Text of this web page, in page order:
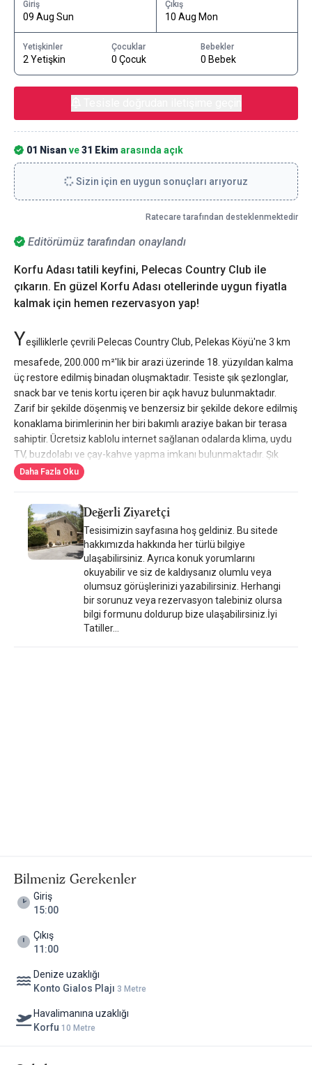
Editörümüz tarafından onaylandı
Korfu Adası tatili keyfini, Pelecas Country Club ile
çıkarın. En güzel Korfu Adası otellerinde uygun fiyatla
kalmak için hemen rezervasyon yap!
Yeşilliklerle çevrili Pelecas Country Club, Pelekas Köyü'ne 3 km
mesafede, 200.000 m²'lik bir arazi üzerinde 18. yüzyıldan kalma
üç restore edilmiş binadan oluşmaktadır. Tesiste şık şezlonglar,
snack bar ve tenis kortu içeren bir açık havuz bulunmaktadır.
Zarif bir şekilde döşenmiş ve benzersiz bir şekilde dekore edilmiş
konaklama birimlerinin her biri bakımlı araziye bakan bir terasa
sahiptir. Ücretsiz kablolu internet sağlanan odalarda klima, uydu
TV, buzdolabı ve çay-kahve yapma imkanı bulunmaktadır. Şık
banyoda Korres banyo malzemeleri ve saç kurutma makinesi
km, Korfu Golf Kulübü ise 8 km uzaklıktadır. Barda ücretsiz Wi-Fi
ve tesis bünyesinde özel otopark sağlanmaktadır.
Daha Fazla Oku
Değerli Ziyaretçi
Tesisimizin sayfasına hoş geldiniz. Bu sitede
hakkımızda hakkında her türlü bilgiye
ulaşabilirsiniz. Ayrıca konuk yorumlarını
okuyabilir ve siz de kaldıysanız olumlu veya
olumsuz görüşlerinizi yazabilirsiniz. Herhangi
bir sorunuz veya rezervasyon talebiniz olursa
bilgi formunu doldurup bize ulaşabilirsiniz.İyi
Tatiller...
Giriş
09 Aug Sun
Çıkış
10 Aug Mon
Yetişkinler
2 Yetişkin
Çocuklar
0 Çocuk
Bebekler
0 Bebek
01 Nisan ve31 Ekim arasında açık
Sizin için en uygun sonuçları arıyoruz
Ratecare tarafından desteklenmektedir
Bilmeniz Gerekenler
Giriş
15:00
Çıkış
11:00
Denize uzaklığı
Konto Gialos Plajı 3 Metre
Havalimanına uzaklığı
Korfu 10 Metre